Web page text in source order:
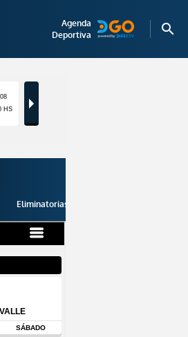
Agenda
Deportiva
search
Eliminatorias 2026